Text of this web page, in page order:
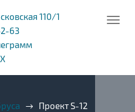
110/1
63
Проект S-12